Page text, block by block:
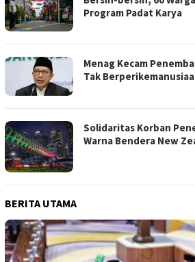
Program Padat Karya
Menag Kecam
Tak
Solidaritas Korban
Warna Bendera New
BERITA UTAMA